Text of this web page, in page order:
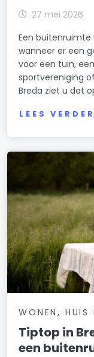
27 mei 2026
Een
wanneer er een
voor een tuin,
sportvereniging
Breda ziet u dat
LEES VERDER
WONEN, HUIS
Tiptop in
een